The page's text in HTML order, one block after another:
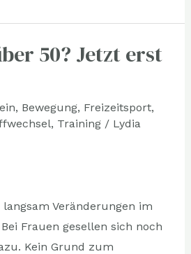
50? Jetzt erst
, Bewegung, Freizeitsport,
, Training/ Lydia
Veränderungen im
Frauen gesellen sich noch
Kein Grund zum